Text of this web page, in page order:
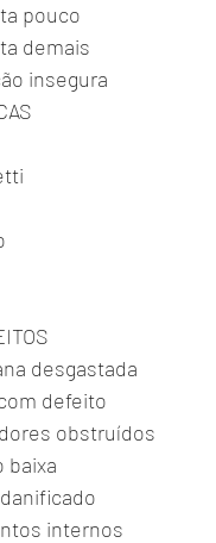
pouco
demais
insegura
desgastada
defeito
obstruídos
baixa
internos